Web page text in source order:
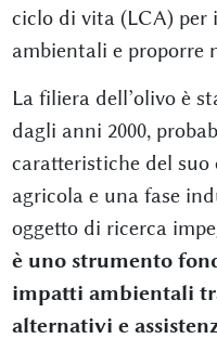
ciclo di vita (LCA)
ambientali e proporre
La filiera dell’olivo è
dagli anni 2000,
caratteristiche del
agricola e una fase
oggetto di ricerca
è uno strumento
impatti ambientali
alternativi e